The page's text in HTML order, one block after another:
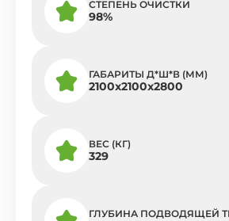
СТЕПЕНЬ ОЧИСТКИ
98%
ГАБАРИТЫ Д*Ш*В (ММ)
2100x2100x2800
ВЕС (КГ)
329
ГЛУБИНА ПОДВОДЯЩЕЙ